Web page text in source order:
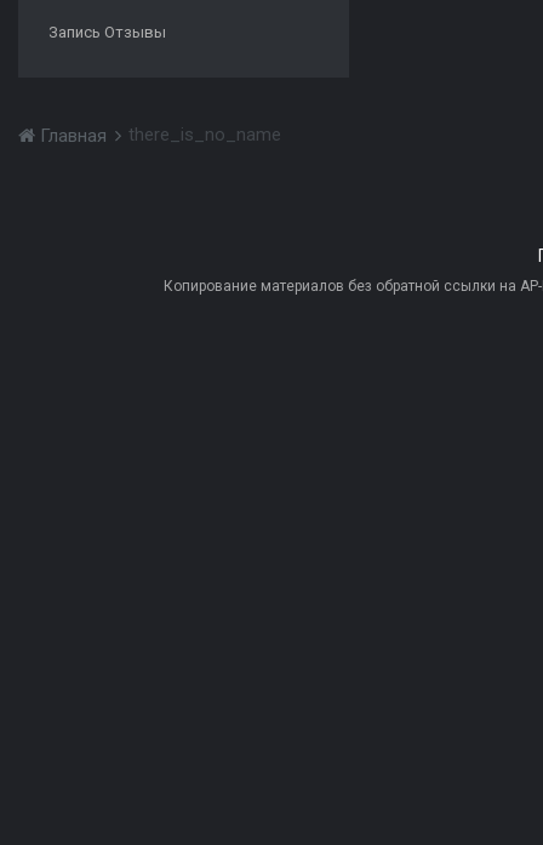
Запись Отзывы
Главная there_is_no_name
Копирование материалов без обратной ссылки на